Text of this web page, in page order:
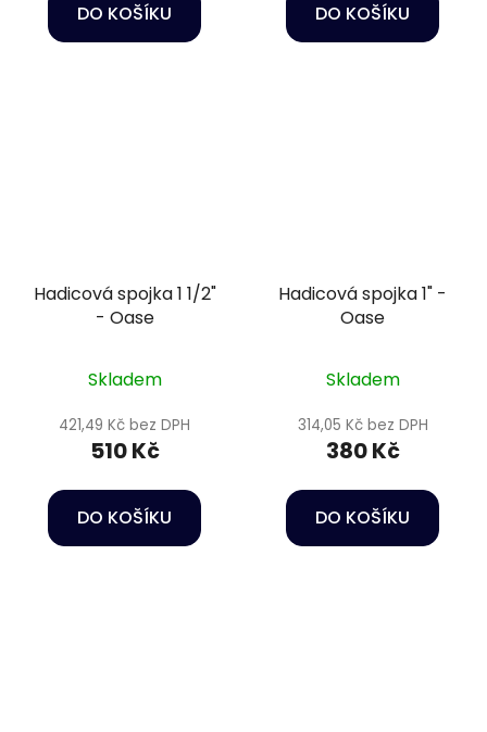
DO KOŠÍKU DO KOŠÍKU
Hadicová spojka 1 1/2"
- Oase
Skladem
421,49 Kč bez DPH
510 Kč
DO KOŠÍKU
Hadicová spojka 1" -
Oase
Skladem
314,05 Kč bez DPH
380 Kč
DO KOŠÍKU